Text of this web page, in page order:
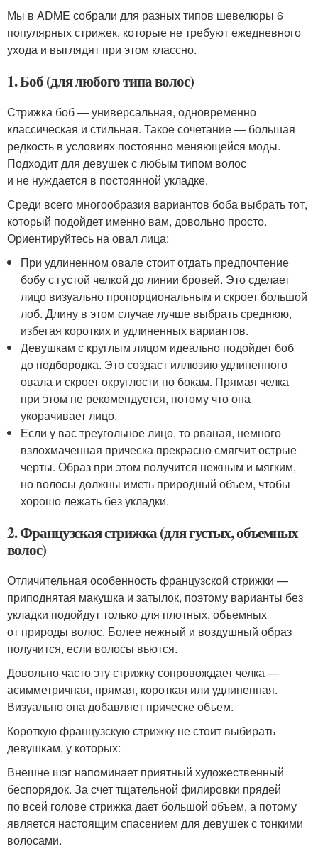
Мы в ADME собрали для разных типов шевелюры 6
популярных стрижек, которые не требуют ежедневного
ухода и выглядят при этом классно.
1. Боб (для любого типа волос)
Стрижка боб — универсальная, одновременно
классическая и стильная. Такое сочетание — большая
редкость в условиях постоянно меняющейся моды.
Подходит для девушек с любым типом волос
и не нуждается в постоянной укладке.
Среди всего многообразия вариантов боба выбрать тот,
который подойдет именно вам, довольно просто.
Ориентируйтесь на овал лица:
При удлиненном овале стоит отдать предпочтение
бобу с густой челкой до линии бровей. Это сделает
лицо визуально пропорциональным и скроет большой
лоб. Длину в этом случае лучше выбрать среднюю,
избегая коротких и удлиненных вариантов.
Девушкам с круглым лицом идеально подойдет боб
до подбородка. Это создаст иллюзию удлиненного
овала и скроет округлости по бокам. Прямая челка
при этом не рекомендуется, потому что она
укорачивает лицо.
Если у вас треугольное лицо, то рваная, немного
взлохмаченная прическа прекрасно смягчит острые
черты. Образ при этом получится нежным и мягким,
но волосы должны иметь природный объем, чтобы
хорошо лежать без укладки.
2. Французская стрижка (для густых, объемных
волос)
Отличительная особенность французской стрижки —
приподнятая макушка и затылок, поэтому варианты без
укладки подойдут только для плотных, объемных
от природы волос. Более нежный и воздушный образ
получится, если волосы вьются.
Довольно часто эту стрижку сопровождает челка —
асимметричная, прямая, короткая или удлиненная.
Визуально она добавляет прическе объем.
Короткую французскую стрижку не стоит выбирать
девушкам, у которых:
Внешне шэг напоминает приятный художественный
беспорядок. За счет тщательной филировки прядей
по всей голове стрижка дает большой объем, а потому
является настоящим спасением для девушек с тонкими
волосами.